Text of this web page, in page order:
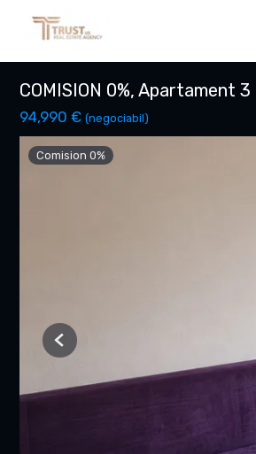
COMISION 0%, Apartament
94,990 € (negociabil)
Comision 0%
Previous